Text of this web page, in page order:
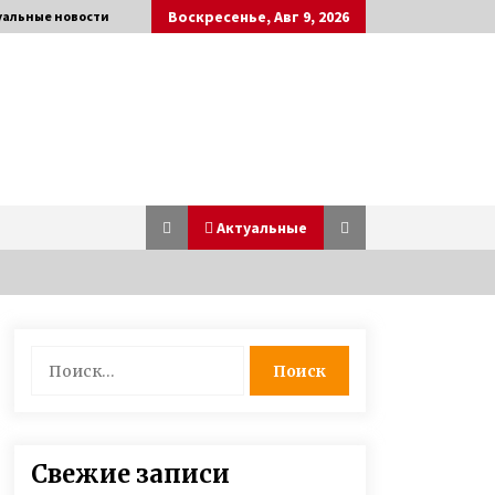
новости Воскресенье, Авг 9, 2026
Актуальные
рассказала о модном бизнесе,
изменила судьбу женщины —
Свежие записи